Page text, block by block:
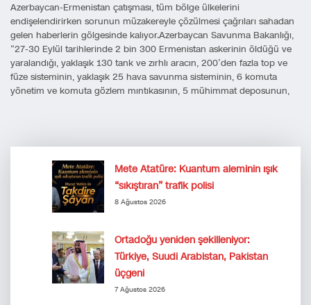
Azerbaycan-Ermenistan çatışması, tüm bölge ülkelerini
endişelendirirken sorunun müzakereyle çözülmesi çağrıları sahadan
gelen haberlerin gölgesinde kalıyor.Azerbaycan Savunma Bakanlığı,
“27-30 Eylül tarihlerinde 2 bin 300 Ermenistan askerinin öldüğü ve
yaralandığı, yaklaşık 130 tank ve zırhlı aracın, 200’den fazla top ve
füze sisteminin, yaklaşık 25 hava savunma sisteminin, 6 komuta
yönetim ve komuta gözlem mıntıkasının, 5 mühimmat deposunun,
Mete Atatüre: Kuantum aleminin ışık
“sıkıştıran” trafik polisi
8 Ağustos 2026
Ortadoğu yeniden şekilleniyor:
Türkiye, Suudi Arabistan, Pakistan
üçgeni
7 Ağustos 2026